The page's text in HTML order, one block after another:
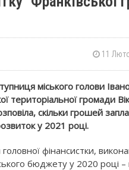
11
міського голови
територіальної громади
скільки грошей
у 2021 році.
фінансистки,
бюджету у 2020 році